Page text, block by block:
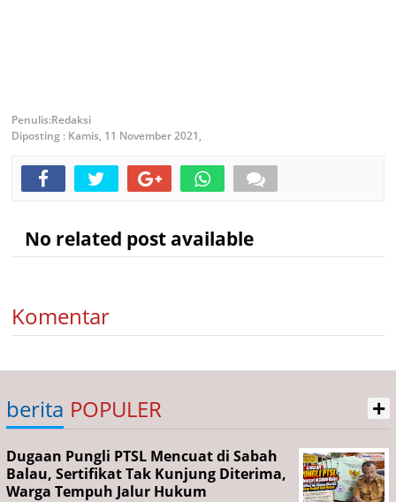
Redaksi
Diposting : Kamis, 11 November 2021,
No related post available
Komentar
berita POPULER +
Dugaan Pungli PTSL Mencuat di Sabah
Balau, Sertifikat Tak Kunjung Diterima,
Warga Tempuh Jalur Hukum